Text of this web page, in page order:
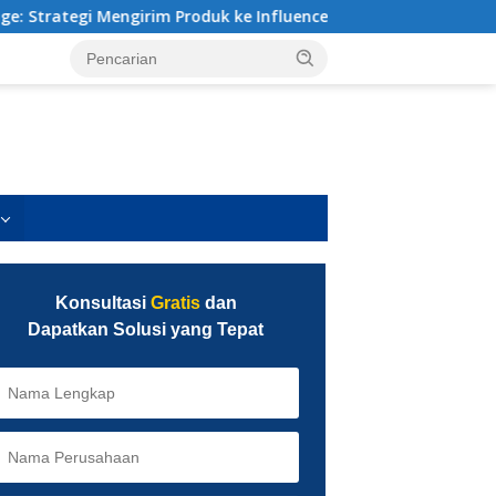
Produk ke Influencer yang Benar (Bukan Sekadar Bagi-
Ini untuk Tingkatkan Traffic
Konsultasi Gratisdan
Dapatkan Solusi yang Tepat